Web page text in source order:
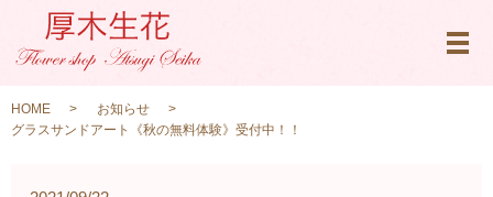
メ
HOME
お知らせ
グラスサンドアート《秋の無料体験》受付中！！